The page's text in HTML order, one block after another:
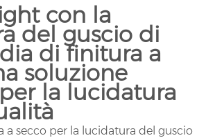
con la
del guscio di
di finitura a
soluzione
la lucidatura
a secco per la lucidatura del guscio